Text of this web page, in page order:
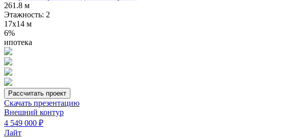
261.8 м
Этажность: 2
17x14 м
6%
ипотека
Рассчитать проект
Скачать презентацию
Внешний контур
4 549 000 ₽
Лайт